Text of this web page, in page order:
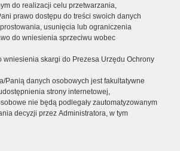
do realizacji celu przetwarzania,
prawo dostępu do treści swoich danych
usunięcia lub ograniczenia
do wniesienia sprzeciwu wobec
wniesienia skargi do Prezesa Urzędu Ochrony
Panią danych osobowych jest fakultatywne
strony internetowej,
nie będą podlegały zautomatyzowanym
decyzji przez Administratora, w tym